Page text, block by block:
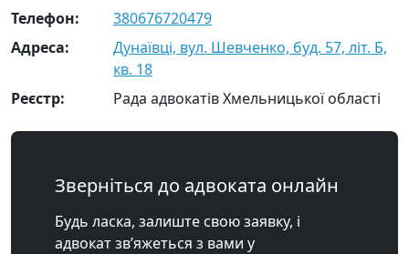
Телефон:
380676720479
Адреса:
Дунаївці, вул. Шевченко, буд. 57, літ. Б,
кв. 18
Реєстр:
Рада адвокатів Хмельницької області
Зверніться до адвоката онлайн
Будь ласка, залиште свою заявку, і
адвокат зв’яжеться з вами у